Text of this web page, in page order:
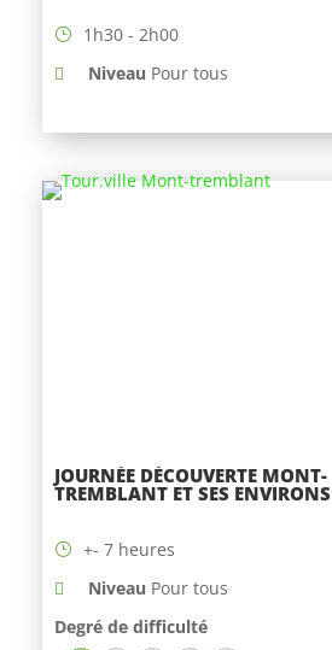
1h30 - 2h00
Niveau Pour tous
JOURNÉE DÉCOUVERTE MONT-
TREMBLANT ET SES ENVIRONS
+- 7 heures
Niveau Pour tous
Degré de difficulté